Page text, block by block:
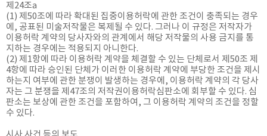
제24조a
(1) 제50조에 따라 확대된 집중이용허락에 관한 조건이 충족되는 경우
에, 공표된 미술저작물은 복제될 수 있다. 그러나 이 규정은 저작자가
이용허락 계약의 당사자와의 관계에서 해당 저작물의 사용 금지를 통
지하는 경우에는 적용되지 아니한다.
(2) 제1항에 따라 이용허락 계약을 체결할 수 있는 단체로서 제50조 제
4항에 따라 승인된 단체가 이러한 이용허락 계약에 부당한 조건을 제시
하는지 여부에 관한 분쟁이 발생하는 경우에, 이용허락 계약의 각 당사
자는 그 분쟁을 제47조의 저작권이용허락심판소에 회부할 수 있다. 심
판소는 보상에 관한 조건을 포함하여, 그 이용허락 계약의 조건을 정할
수 있다.